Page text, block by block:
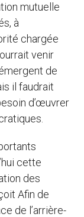
mutuelle
à
chargée
venir
de
il faudrait
d’œuvrer
cette
des
Afin de
de l’arrière-